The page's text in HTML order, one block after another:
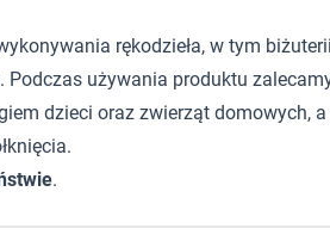
rękodzieła, w tym
Podczas używania produktu
dzieci oraz zwierząt domowych,
.